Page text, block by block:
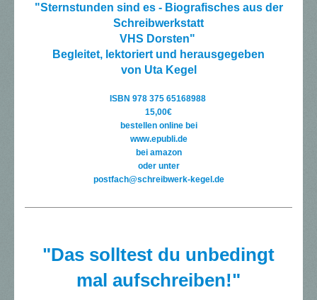
"Sternstunden sind es - Biografisches aus der
Schreibwerkstatt
VHS Dorsten"
Begleitet, lektoriert und herausgegeben
von Uta Kegel
ISBN 978 375 65168988
15,00€
bestellen online bei
www.epubli.de
bei amazon
oder unter
postfach@schreibwerk-kegel.de
"Das solltest du unbedingt
mal aufschreiben!"